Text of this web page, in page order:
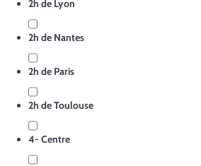
2h de Lyon
2h de Nantes
2h de Paris
2h de Toulouse
4- Centre